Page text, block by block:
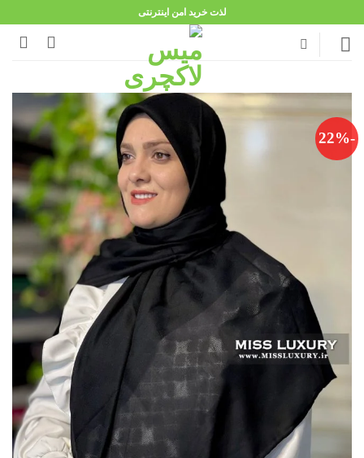
content
لذت خرید امن اینترنتی
-22%